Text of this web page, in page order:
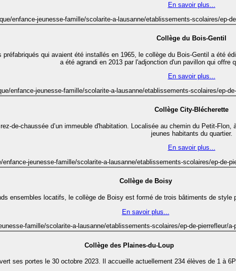
En savoir plus...
enfance-jeunesse-famille/scolarite-a-lausanne/etablissements-scolaires/ep-
Collège du Bois-Gentil
préfabriqués qui avaient été installés en 1965, le collège du Bois-Gentil a été
a été agrandi en 2013 par l'adjonction d'un pavillon qui offre
En savoir plus...
enfance-jeunesse-famille/scolarite-a-lausanne/etablissements-scolaires/ep-
Collège City-Blécherette
de-chaussée d’un immeuble d'habitation. Localisée au chemin du Petit-
jeunes habitants du quartier.
En savoir plus...
enfance-jeunesse-famille/scolarite-a-lausanne/etablissements-scolaires/ep-de-
Collège de Boisy
ensembles locatifs, le collège de Boisy est formé de trois bâtiments de
En savoir plus...
famille/scolarite-a-lausanne/etablissements-scolaires/ep-de-pierrefleur/
Collège des Plaines-du-Loup
ses portes le 30 octobre 2023. Il accueille actuellement 234 élèves de 1 à